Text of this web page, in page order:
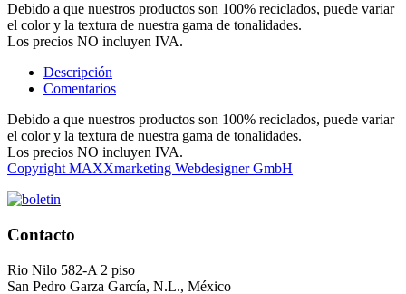
Debido a que nuestros productos son 100% reciclados, puede variar
el color y la textura de nuestra gama de tonalidades.
Los precios NO incluyen IVA.
Descripción
Comentarios
Debido a que nuestros productos son 100% reciclados, puede variar
el color y la textura de nuestra gama de tonalidades.
Los precios NO incluyen IVA.
Copyright MAXXmarketing Webdesigner GmbH
Contacto
Rio Nilo 582-A 2 piso
San Pedro Garza García, N.L., México